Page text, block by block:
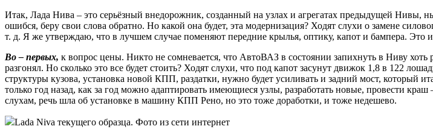
Итак, Лада Нива – это серьёзный внедорожник, созданный на узлах и агрегатах предыдущей Нивы,
ошибся, беру свои слова обратно. Но какой она будет, эта модернизация? Ходят слухи о замене
т. д. Я же утверждаю, что в лучшем случае поменяют передние крылья, оптику, капот и бампера.
Во – первых, к вопрос цены. Никто не сомневается, что АвтоВАЗ в состоянии запихнуть в Ниву хоть
разгонял. Но сколько это все будет стоить? Ходят слухи, что под капот засунут движок 1,8 в 122
структуры кузова, установка новой КПП, раздатки, нужно будет усиливать и задний мост, который
только год назад, как за год можно адаптировать имеющиеся узлы, разработать новые, провести
слухам, речь шла об установке в машину КПП Рено, но это тоже доработки, и тоже недешево.
Lada Niva текущего образца. Фото из сети интернет